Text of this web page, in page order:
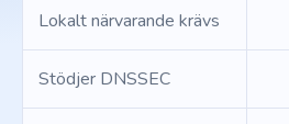
Lokalt närvarande krävs
Stödjer DNSSEC